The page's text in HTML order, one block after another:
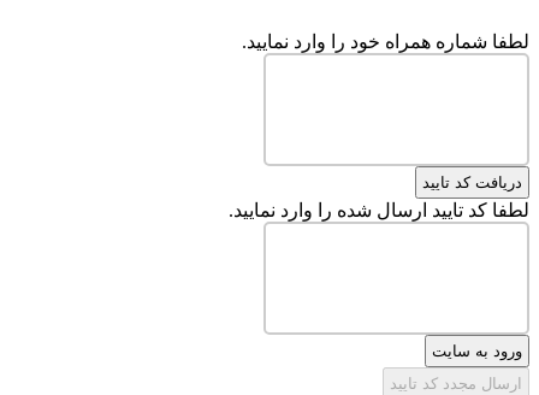
لطفا شماره همراه خود را وارد نمایید.
دریافت کد تایید
لطفا کد تایید ارسال شده را وارد نمایید.
ورود به سایت
ارسال مجدد کد تایید